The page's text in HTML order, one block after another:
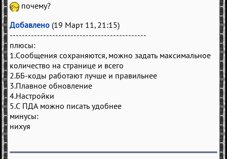
почему?
Добавлено (19 Март 11, 21:15)
---------------------------------------------
плюсы:
1.Сообщения сохраняются, можно задать максимальное
количество на странице и всего
2.ББ-коды работают лучше и правильнее
3.Плавное обновление
4.Настройки
5.С ПДА можно писать удобнее
минусы:
нихуя